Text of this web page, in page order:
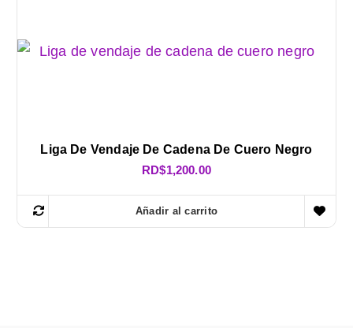
Liga De Vendaje De Cadena De Cuero Negro
RD$1,200.00
Añadir al carrito